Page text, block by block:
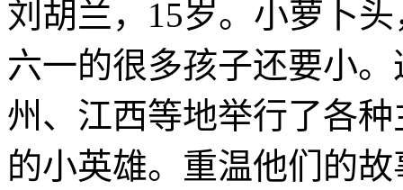
刘胡兰，15岁。小萝卜
六一的很多孩子还要小
州、江西等地举行了各
的小英雄。重温他们的